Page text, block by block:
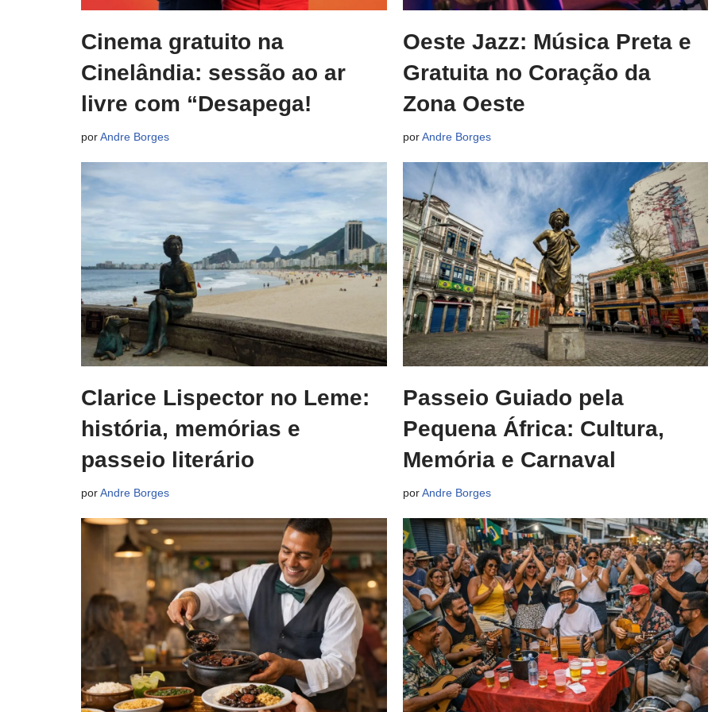
Cinema gratuito na
Cinelândia: sessão ao ar
livre com “Desapega!
porAndre Borges
Oeste Jazz: Música Preta e
Gratuita no Coração da
Zona Oeste
porAndre Borges
Clarice Lispector no Leme:
história, memórias e
passeio literário
porAndre Borges
Passeio Guiado pela
Pequena África: Cultura,
Memória e Carnaval
porAndre Borges